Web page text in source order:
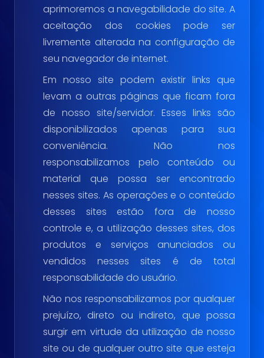
aprimoremos a navegabilidade do site. A
aceitação dos cookies pode ser
livremente alterada na configuração de
seu navegador de internet.
Em nosso site podem existir links que
levam a outras páginas que ficam fora
de nosso site/servidor. Esses links são
disponibilizados apenas para sua
conveniência. Não nos
responsabilizamos pelo conteúdo ou
material que possa ser encontrado
nesses sites. As operações e o conteúdo
desses sites estão fora de nosso
controle e, a utilização desses sites, dos
produtos e serviços anunciados ou
vendidos nesses sites é de total
responsabilidade do usuário.
Não nos responsabilizamos por qualquer
prejuízo, direto ou indireto, que possa
surgir em virtude da utilização de nosso
site ou de qualquer outro site que esteja